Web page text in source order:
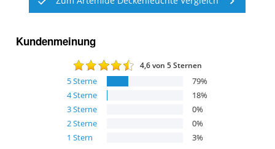
Kundenmeinung
4,6von 5 Sternen
5Sterne 79%
4Sterne 18%
3Sterne 0%
2Sterne 0%
1 Stern 3%